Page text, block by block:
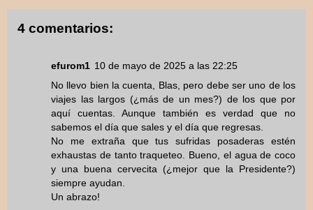
4 comentarios:
efurom1 10 de mayo de 2025 a las 22:25
No llevo bien la cuenta, Blas, pero debe ser uno de los
viajes las largos (¿más de un mes?) de los que por
aquí cuentas. Aunque también es verdad que no
sabemos el día que sales y el día que regresas.
No me extraña que tus sufridas posaderas estén
exhaustas de tanto traqueteo. Bueno, el agua de coco
y una buena cervecita (¿mejor que la Presidente?)
siempre ayudan.
Un abrazo!